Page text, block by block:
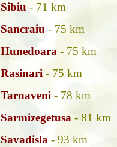
Sibiu - 71 km
Sancraiu - 75 km
Hunedoara - 75 km
Rasinari - 75 km
Tarnaveni - 78 km
Sarmizegetusa - 81 km
Savadisla - 93 km